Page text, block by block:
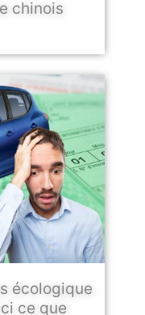
chinois
écologique
ce que